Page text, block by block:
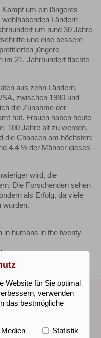
um ein längeres
wohlhabenden Ländern
um rund 30 Jahre
und eine bessere
jüngere
im 21. Jahrhundert flachte
aus zehn Ländern,
zwischen 1990 und
die Zunahme der
hat. Frauen haben heute
100 Jahre alt zu werden,
die Chancen am höchsten:
4,4 % der Männer dieses
wird, die
Die Forschenden sehen
als Erfolg, da viele
wurden.
in humans in the twenty-
Website für Sie optimal
verwenden
das bestmögliche
Medien Statistik